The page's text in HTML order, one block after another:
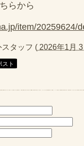
らから
item/20259624/
タッフ ( 2026年1月